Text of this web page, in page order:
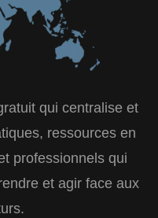
qui centralise et
ressources en
professionnels qui
et agir face aux